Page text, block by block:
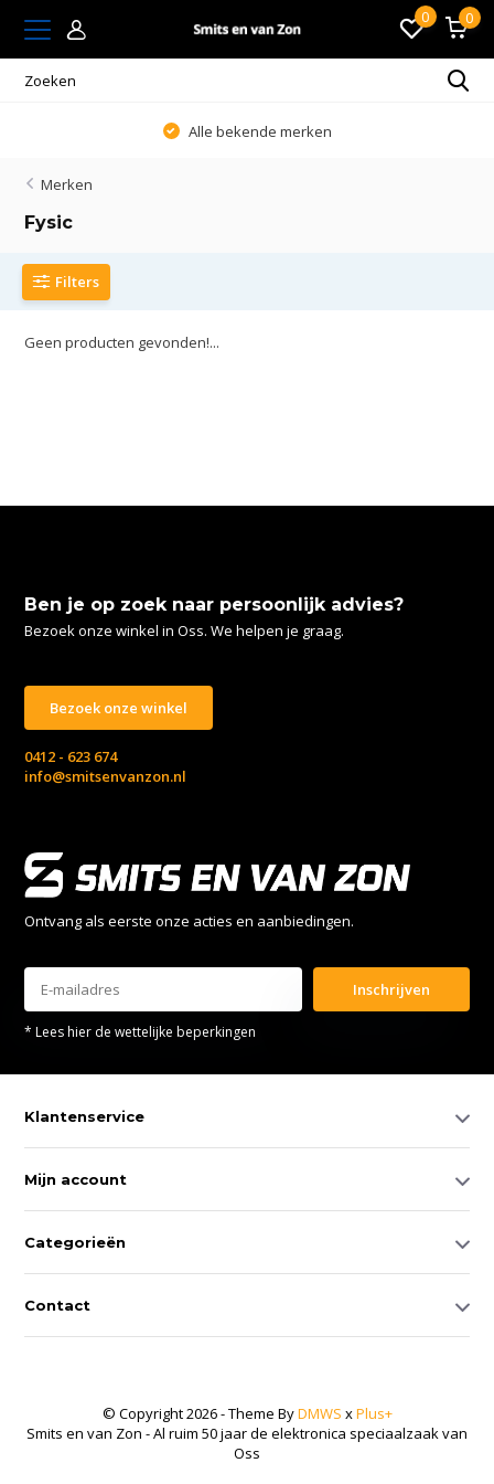
0 0
Alle bekende merken
Merken
Fysic
Filters
Geen producten gevonden!...
Ben je op zoek naar persoonlijk advies?
Bezoek onze winkel in Oss. We helpen je graag.
Bezoek onze winkel
0412 - 623 674
info@smitsenvanzon.nl
Ontvang als eerste onze acties en aanbiedingen.
Inschrijven
* Lees hier de wettelijke beperkingen
Klantenservice
Mijn account
Categorieën
Contact
© Copyright 2026 - Theme ByDMWS xPlus+
Smits en van Zon - Al ruim 50 jaar de elektronica speciaalzaak van
Oss